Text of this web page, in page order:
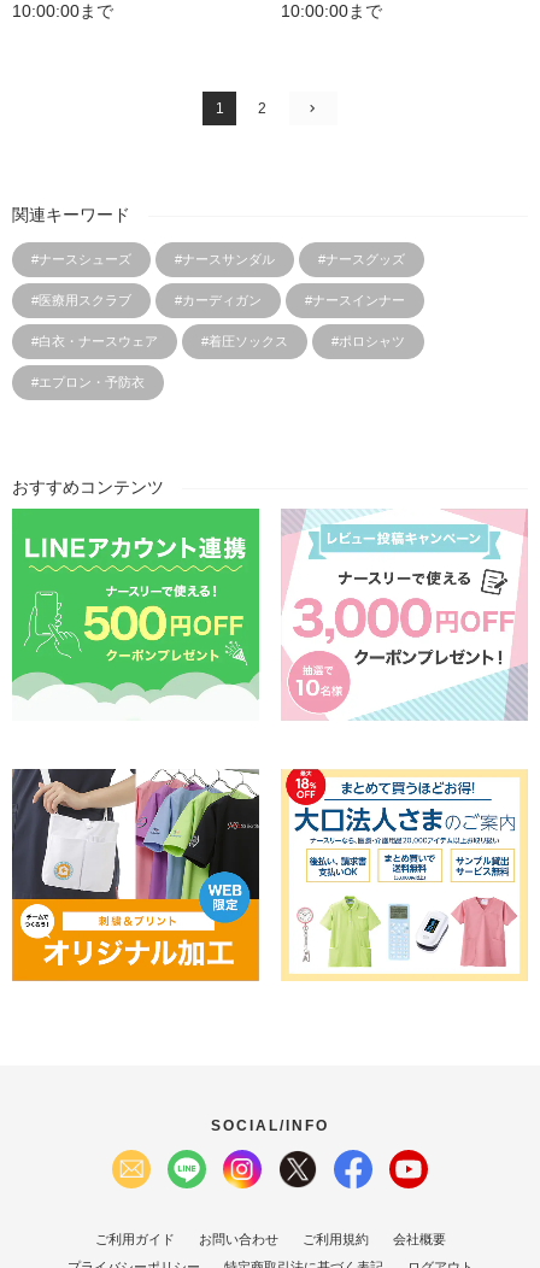
10:00:00まで
10:00:00まで
1 2
関連キーワード
#ナースシューズ #ナースサンダル #ナースグッズ
#医療用スクラブ #カーディガン #ナースインナー
#白衣・ナースウェア #着圧ソックス #ポロシャツ
#エプロン・予防衣
おすすめコンテンツ
SOCIAL/INFO
ご利用ガイド お問い合わせ ご利用規約
会社概要